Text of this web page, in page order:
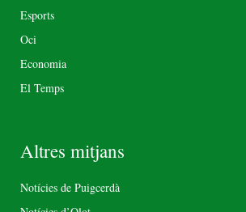
Esports
Oci
Economia
El Temps
Altres mitjans
Notícies de Puigcerdà